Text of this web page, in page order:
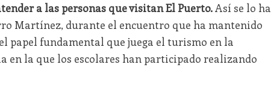
a las personas que visitan El Puerto.Así se lo ha
Martínez, durante el encuentro que ha mantenido
papel fundamental que juega el turismo en la
en la que los escolares han participado realizando